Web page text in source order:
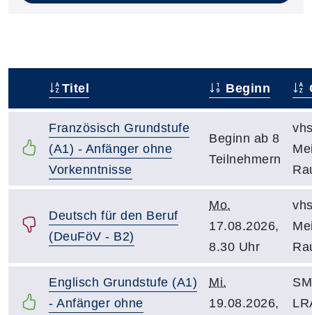
Titel Beginn
Französisch Grundstufe
(A1) - Anfänger ohne
Vorkenntnisse
Beginn ab 8
Teilnehmern
Deutsch für den Beruf
(DeuFöV - B2)
Mo.
17.08.2026,
8.30 Uhr
Englisch Grundstufe (A1)
- Anfänger ohne
Mi.
19.08.2026,